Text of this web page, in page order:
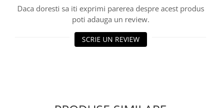
Panouri și plase de gard
Panou bordurat vopsit
Panou bordurat zincat
Plasă de gard sudată zincată
Daca doresti sa iti exprimi parerea despre acest produs
poti adauga un review.
SCRIE UN REVIEW